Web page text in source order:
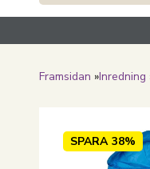
Framsidan »Inredning
SPARA 38%